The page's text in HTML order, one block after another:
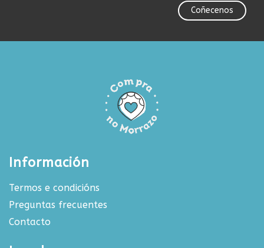
Coñecenos
Información
Termos e condicións
Preguntas frecuentes
Contacto